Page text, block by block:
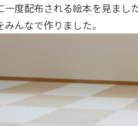
一度配布される絵本を見まし
みんなで作りました。